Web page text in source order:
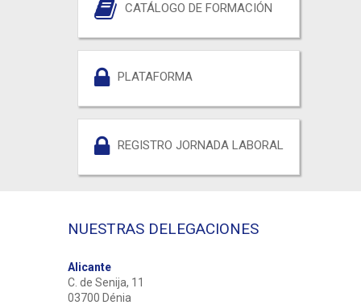
CATÁLOGO DE FORMACIÓN
PLATAFORMA
REGISTRO JORNADA LABORAL
NUESTRAS DELEGACIONES
Alicante
C. de Senija, 11
03700 Dénia